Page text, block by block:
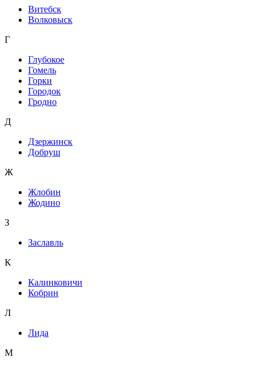
Витебск
Волковыск
Г
Глубокое
Гомель
Горки
Городок
Гродно
Д
Дзержинск
Добруш
Ж
Жлобин
Жодино
З
Заславль
К
Калинковичи
Кобрин
Л
Лида
М